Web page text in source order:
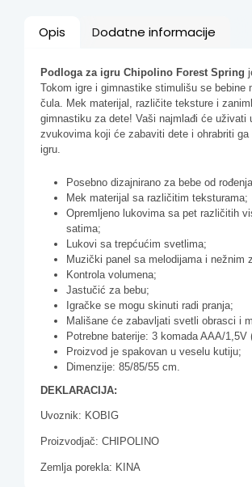
Opis Dodatne informacije
Podloga za igru Chipolino Forest Spring
Tokom igre i gimnastike stimulišu se
čula. Mek materijal, različite teksture i
gimnastiku za dete! Vaši najmlađi će
zvukovima koji će zabaviti dete i ohrabriti
igru.
Posebno dizajnirano za bebe od
Mek materijal sa različitim teksturama;
Opremljeno lukovima sa pet različitih
satima;
Lukovi sa trepćućim svetlima;
Muzički panel sa melodijama i nežnim
Kontrola volumena;
Jastučić za bebu;
Igračke se mogu skinuti radi pranja;
Mališane će zabavljati svetli obrasci i
Potrebne baterije: 3 komada AAA/1,5V
Proizvod je spakovan u veselu kutiju;
Dimenzije: 85/85/55 cm.
DEKLARACIJA:
Uvoznik: KOBIG
Proizvodjač: CHIPOLINO
Zemlja porekla: KINA